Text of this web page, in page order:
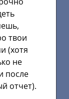
твои
(хотя
не
после
отчет).